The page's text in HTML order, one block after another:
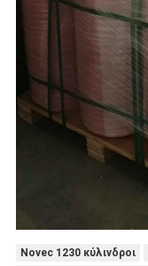
Novec 1230 κύλινδροι